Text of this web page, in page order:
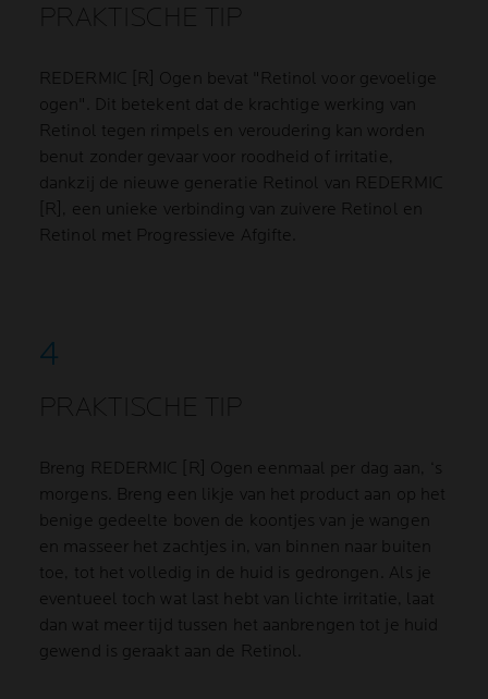
PRAKTISCHE TIP
REDERMIC [R] Ogen bevat "Retinol voor gevoelige
ogen". Dit betekent dat de krachtige werking van
Retinol tegen rimpels en veroudering kan worden
benut zonder gevaar voor roodheid of irritatie,
dankzij de nieuwe generatie Retinol van REDERMIC
[R], een unieke verbinding van zuivere Retinol en
Retinol met Progressieve Afgifte.
PRAKTISCHE TIP
Breng REDERMIC [R] Ogen eenmaal per dag aan, ‘s
morgens. Breng een likje van het product aan op het
benige gedeelte boven de koontjes van je wangen
en masseer het zachtjes in, van binnen naar buiten
toe, tot het volledig in de huid is gedrongen. Als je
eventueel toch wat last hebt van lichte irritatie, laat
dan wat meer tijd tussen het aanbrengen tot je huid
gewend is geraakt aan de Retinol.